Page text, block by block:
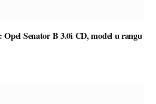
Senator B 3.0i CD, model u rangu